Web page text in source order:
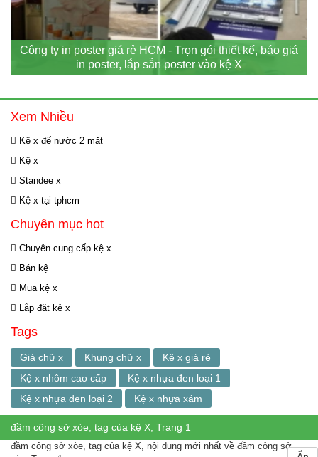
Công ty in poster giá rẻ HCM - Trọn gói thiết kế, báo giá
in poster, lắp sẵn poster vào kệ X
Xem Nhiều
Kệ x đế nước 2 mặt
Kệ x
Standee x
Kệ x tại tphcm
Chuyên mục hot
Chuyên cung cấp kệ x
Bán kệ
Mua kệ x
Lắp đặt kệ x
Tags
Giá chữ x Khung chữ x
Kệ x giá rẻ
Kệ x nhôm cao cấp
Kệ x nhựa đen loại 1
Kệ x nhựa đen loại 2
Kệ x nhựa xám
đầm công sở xòe, tag của kệ X, Trang 1
đầm công sở xòe, tag của kệ X, nội dung mới nhất về đầm công sở